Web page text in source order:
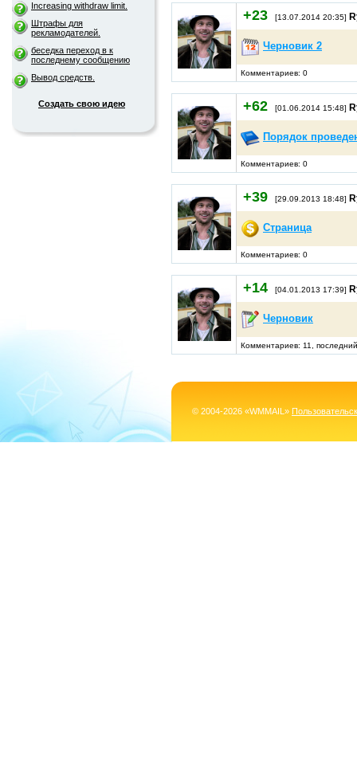
Increasing withdraw limit.
Штрафы для
рекламодателей.
беседка переход в к
последнему сообщению
Вывод средств.
Создать свою идею
+23 [13.07.2014 20:35]
Черновик 2
Комментариев: 0
+62 [01.06.2014 15:48]
Порядок
Комментариев: 0
+39 [29.09.2013 18:48]
Страница
Комментариев: 0
+14 [04.01.2013 17:39]
Черновик
Комментариев: 11,
© 2004-2026 «WMMAIL»